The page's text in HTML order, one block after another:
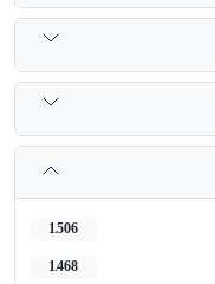
1,506
1,468